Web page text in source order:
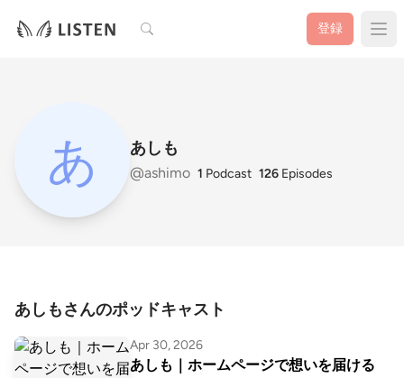
検索 登録
あしも
@ashimo 1 Podcast 126 Episodes
あしもさんのポッドキャスト
Apr 30, 2026
あしも｜ホームページで想いを届ける